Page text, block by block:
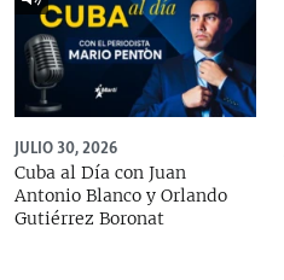
JULIO 30, 2026
Cuba al Día con Juan
Antonio Blanco y Orlando
Gutiérrez Boronat